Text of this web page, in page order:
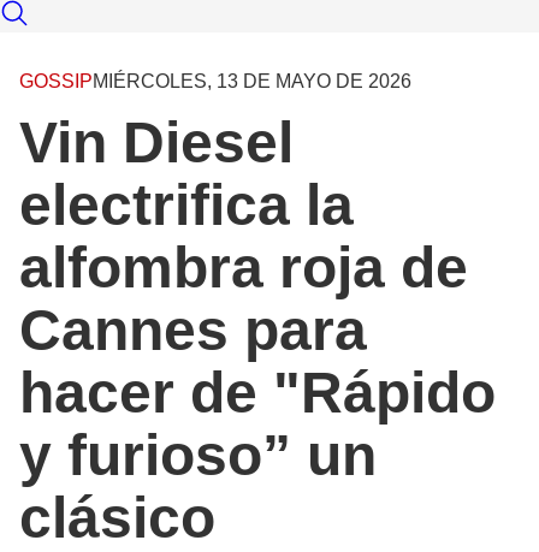
GOSSIPMIÉRCOLES, 13 DE MAYO DE 2026
Vin Diesel
electrifica la
alfombra roja de
Cannes para
hacer de "Rápido
y furioso” un
clásico